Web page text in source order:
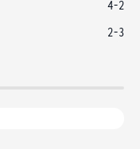
4-2
2-3